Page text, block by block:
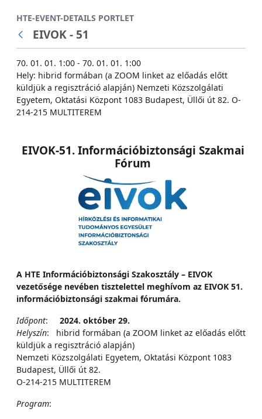
HTE-EVENT-DETAILS PORTLET
EIVOK - 51
70. 01. 01. 1:00 - 70. 01. 01. 1:00
Hely: hibrid formában (a ZOOM linket az előadás előtt
küldjük a regisztráció alapján) Nemzeti Közszolgálati
Egyetem, Oktatási Központ 1083 Budapest, Üllői út 82. O-
214-215 MULTITEREM
EIVOK-51. Információbiztonsági Szakmai
Fórum
A HTE Információbiztonsági Szakosztály – EIVOK
vezetősége nevében tisztelettel meghívom az EIVOK 51.
információbiztonsági szakmai fórumára.
Időpont: 2024. október 29.
Helyszín:
hibrid formában (a ZOOM linket az előadás előtt
küldjük a regisztráció alapján)
Nemzeti Közszolgálati Egyetem, Oktatási Központ 1083
Budapest, Üllői út 82.
O-214-215 MULTITEREM
Program: